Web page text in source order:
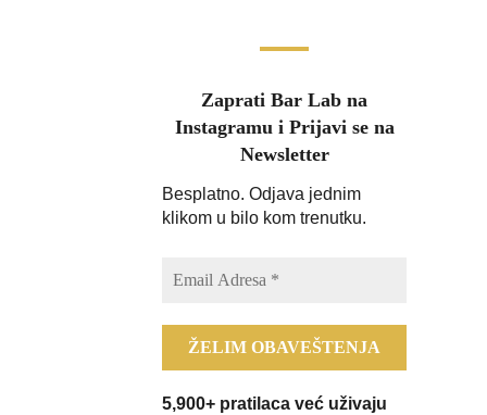
Zaprati Bar Lab na
Instagramu i Prijavi se na
Newsletter
Besplatno. Odjava jednim
klikom u bilo kom trenutku.
5,900+ pratilaca već uživaju